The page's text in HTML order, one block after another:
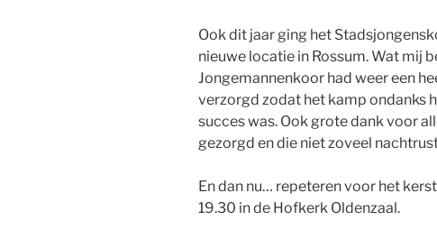
Ook dit jaar ging het
nieuwe locatie in Rossum. Wat mij
Jongemannenkoor had weer een
verzorgd zodat het kamp ondanks
succes was. Ook grote dank voor
gezorgd en die niet zoveel
En dan nu… repeteren voor het
19.30 in de Hofkerk Oldenzaal.